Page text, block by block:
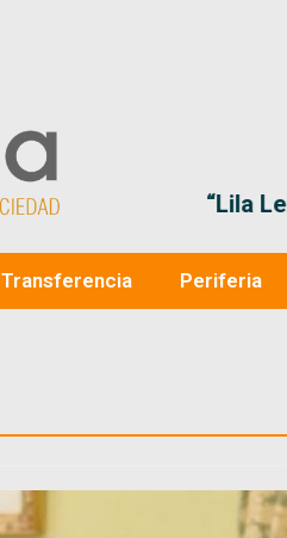
“Lila Lemoine
Transferencia Periferia